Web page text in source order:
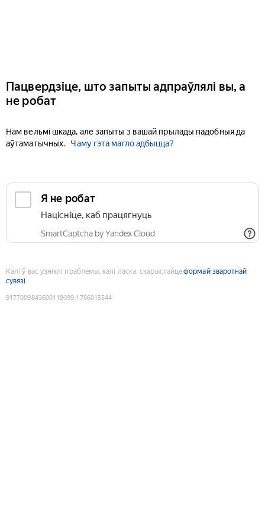
Пацвердзіце, што запыты адпраўлялі вы, а
не робат
Нам вельмі шкада, але запыты з вашай прылады падобныя да
аўтаматычных.
Чаму гэта магло адбыцца?
Я не робат
Націсніце, каб працягнуць
SmartCaptcha by Yandex Cloud
Калі ў вас узніклі праблемы, калі ласка, скарыстайцеформай зваротнай
сувязі
9177009843600118099:1786015544